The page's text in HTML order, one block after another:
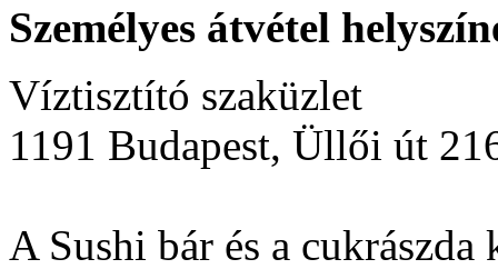
Személyes átvétel
Víztisztító szaküzlet
1191 Budapest, Üllői út
A Sushi bár és a cukrászda